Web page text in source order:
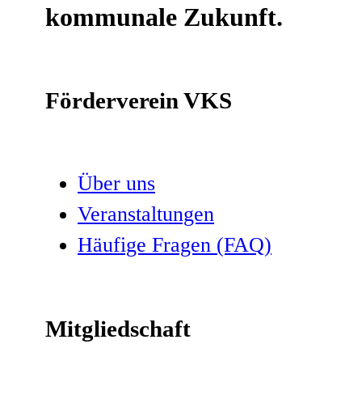
kommunale Zukunft.
Förderverein VKS
Über uns
Veranstaltungen
Häufige Fragen (FAQ)
Mitgliedschaft